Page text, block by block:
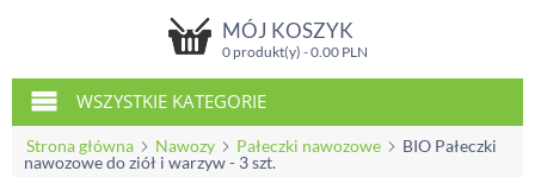
MÓJ KOSZYK
0 produkt(y) -0.00PLN
WSZYSTKIE KATEGORIE
Strona główna Nawozy Pałeczki nawozowe
BIO Pałeczki
nawozowe do ziół i warzyw - 3 szt.